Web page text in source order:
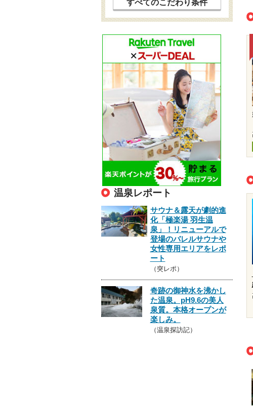
すべてのこだわり条件
温泉レポート
サウナ＆露天が劇的進
化「極楽湯 羽生温
泉」！リニューアルで
登場のバレルサウナや
女性専用エリアをレポ
ート
（突レポ）
奇跡の御神水を沸かし
た温泉。pH9.6の美人
泉質。本格オープンが
楽しみ。
（温泉探訪記）